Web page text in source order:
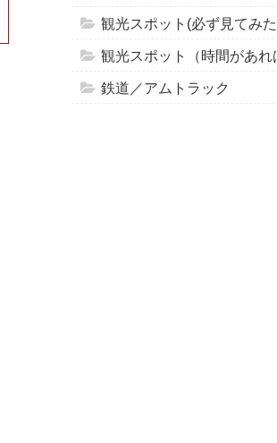
観光スポット(必ず見てみた
観光スポット（時間があれ
鉄道／アムトラック